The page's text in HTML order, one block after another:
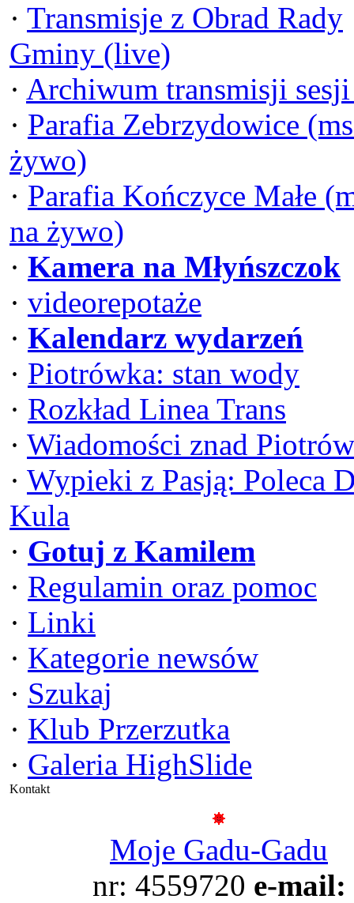
· Transmisje z Obrad Rady
Gminy (live)
· Archiwum transmisji
· Parafia Zebrzydowice
żywo)
· Parafia Kończyce Małe
na żywo)
· Kamera na Młyńszczok
· videorepotaże
· Kalendarz wydarzeń
· Piotrówka: stan wody
· Rozkład Linea Trans
· Wiadomości znad
· Wypieki z Pasją: Poleca
Kula
· Gotuj z Kamilem
· Regulamin oraz pomoc
· Linki
· Kategorie newsów
· Szukaj
· Klub Przerzutka
· Galeria HighSlide
Kontakt
Moje Gadu-Gadu
nr: 4559720 e-mail: